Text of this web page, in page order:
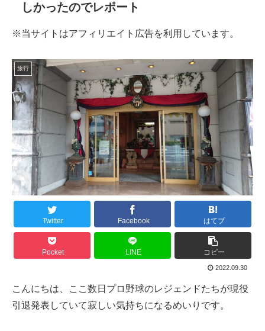
しかったのでレポート
※当サイトはアフィリエイト広告を利用しています。
旅行
Twitter Facebook はてブ
Pocket LINE コピー
2022.09.30
こんにちは、ここ数日プロ野球のレジェンドたちが現役
引退発表していて寂しい気持ちになるめいりです。